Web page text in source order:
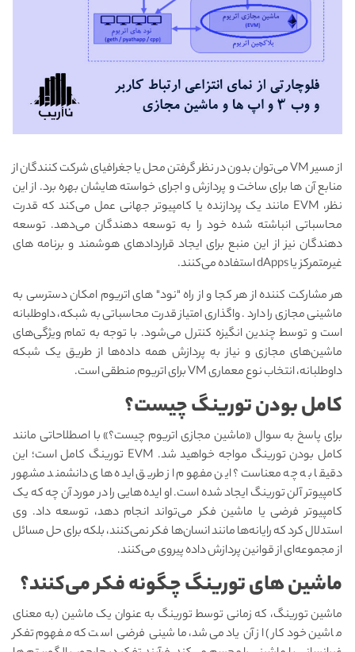
از مسیر VM می‌توان بدون در نظر گرفتن محل یا جغرافیای شرکت کنندگان از
منابع آن ها برای ساخت و پردازش و اجرای خواسته هایشان بهره برد. از این
نظر، EVM مانند یک پردازنده یا کامپیوتر جهانی عمل می‌کند که قدرت
محاسباتی انباشته شده خود را به توسعه دهندگان می‌دهد. توسعه
دهندگان نیز از این منبع برای ایجاد قراردادهای هوشمند و برنامه های
غیرمتمرکز یا dApps استفاده می‌کنند.
هر مشارکت کننده از هر کجا و از راه "نود" های اتریوم امکان دسترسی به
ماشینی مجازی را دارد . واگذاری امتیاز قدرت محاسباتی به شبکه، داوطلبانه
است و توسط چندین انگیزه کنترل می‌شود. با توجه به تمام ویژگی‌های
ماشین‌های مجازی و نیاز به پردازش همه داده‌ها از طریق یک شبکه
داوطلبانه، انتخاب نوع معماری VM برای اتریوم منطقی است.
کامل بودن تورینگ چیست؟
برای پاسخ به سوال «ماشین مجازی اتریوم چیست؟» با اصطلاحاتی مانند
کامل بودن تورینگ مواجه خواهید شد. EVM تورینگ کامل است؛ این
دقیقا به چه معناست؟ این مفهوم از طریق ایده های دانشمند مشهور
کامپیوتر آلن تورینگ ایجاد شده است. او ایده هایی را در مورد آن چه که یک
کامپیوتر فرضی یا ماشین فکر می‌تواند انجام دهد، توسعه داد. وی
استدلال کرد که رایانه‌ها مانند انسان‌ها فکر نمی‌کنند، بلکه برای حل مسائل
از مجموعه‌ای از قوانین پردازش داده پیروی می‌کنند.
ماشین های تورینگ چگونه فکر می‌کنند؟
ماشین تورینگ، که زمانی توسط تورینگ به عنوان یک ماشین (به معنای
ماشین خودکار) از آن یاد می‌شد، ماشینی فرضی است که مفهوم تفکر